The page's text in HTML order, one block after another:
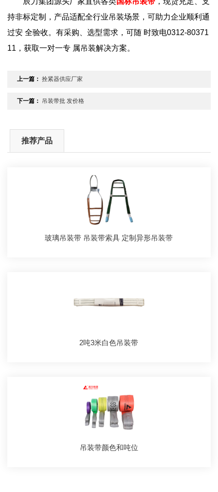
持非标定制，产品适配全行业吊装场景，可助力企业顺利通
过安 全验收。有采购、选型需求，可随 时致电0312-80371
11，获取一对一专 属吊装解决方案。
上一篇： 拴紧器供应厂家
下一篇： 吊装带批 发价格
推荐产品
玻璃吊装带 吊装带索具 定制异形吊装带
2吨3米白色吊装带
吊装带颜色和吨位